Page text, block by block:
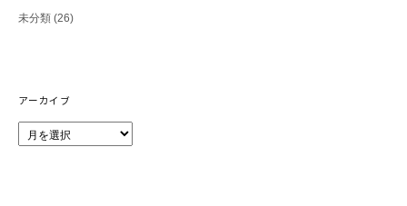
未分類 (26)
アーカイブ
ー